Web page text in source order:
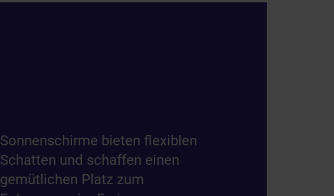
Sonnenschirme bieten flexiblen
Schatten und schaffen einen
gemütlichen Platz zum